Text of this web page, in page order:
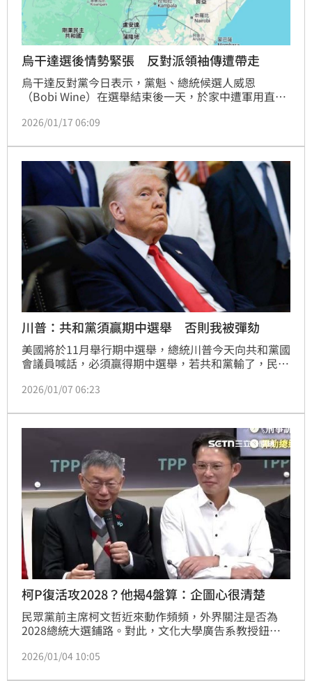
烏干達選後情勢緊張 反對派領袖傳遭帶走
烏干達反對黨今日表示，黨魁、總統候選人威恩
（Bobi Wine）在選舉結束後一天，於家中遭軍用直升
斷。
2026/01/17 06:09
川普：共和黨須贏期中選舉 否則我被彈劾
美國將於11月舉行期中選舉，總統川普今天向共和黨國
會議員喊話，必須贏得期中選舉，若共和黨輸了，民主
度被當時由民主黨掌握的眾議院彈劾，理由包括煽動判
2026/01/07 06:23
柯P復活攻2028？他揭4盤算：企圖心很清楚
民眾黨前主席柯文哲近來動作頻頻，外界關注是否為
2028總統大選鋪路。對此，文化大學廣告系教授鈕則
向都顯示他對政治仍高度投入，不管後續發展如何，
2026/01/04 10:05